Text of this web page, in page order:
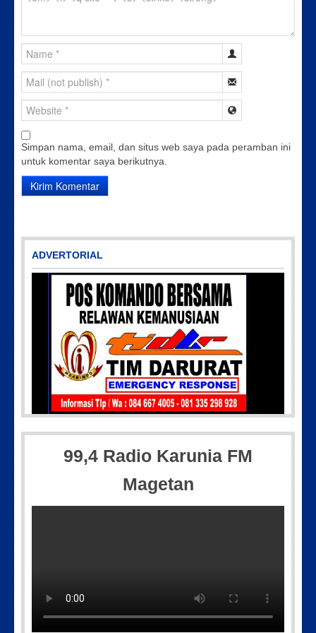
Simpan nama, email, dan situs web saya pada peramban ini
untuk komentar saya berikutnya.
ADVERTORIAL
IMG_20180718_182608
99,4 Radio Karunia FM
Magetan